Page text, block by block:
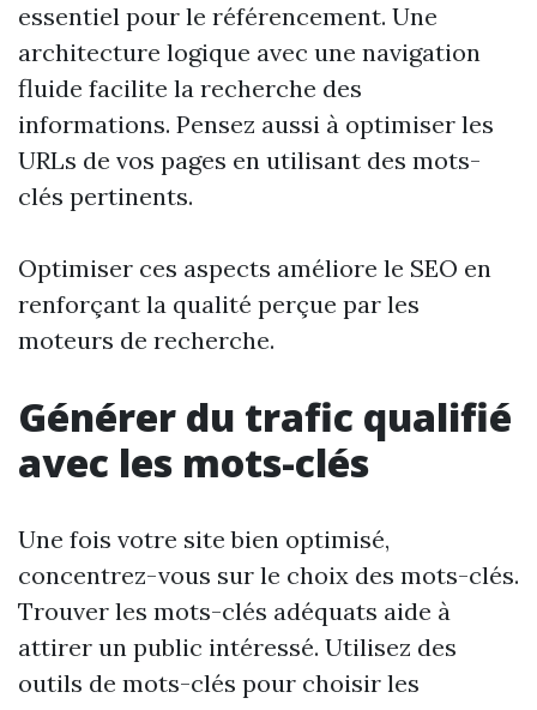
essentiel pour le référencement. Une
architecture logique avec une navigation
fluide facilite la recherche des
informations. Pensez aussi à optimiser les
URLs de vos pages en utilisant des mots-
clés pertinents.
Optimiser ces aspects améliore le SEO en
renforçant la qualité perçue par les
moteurs de recherche.
Générer du trafic qualifié
avec les mots-clés
Une fois votre site bien optimisé,
concentrez-vous sur le choix des mots-clés.
Trouver les mots-clés adéquats aide à
attirer un public intéressé. Utilisez des
outils de mots-clés pour choisir les